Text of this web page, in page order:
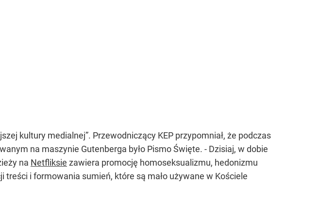
kultury medialnej”. Przewodniczący KEP przypomniał, że podczas
na maszynie Gutenberga było Pismo Święte. - Dzisiaj, w dobie
na Netfliksie zawiera promocję homoseksualizmu, hedonizmu
i formowania sumień, które są mało używane w Kościele